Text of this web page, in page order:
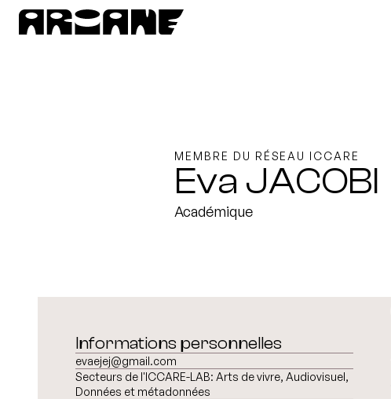
MEMBRE DU RÉSEAU ICCARE
Eva JACOBI
Académique
Informations personnelles
evaejej@gmail.com
Secteurs de l'ICCARE-LAB: Arts de vivre, Audiovisuel,
Données et métadonnées